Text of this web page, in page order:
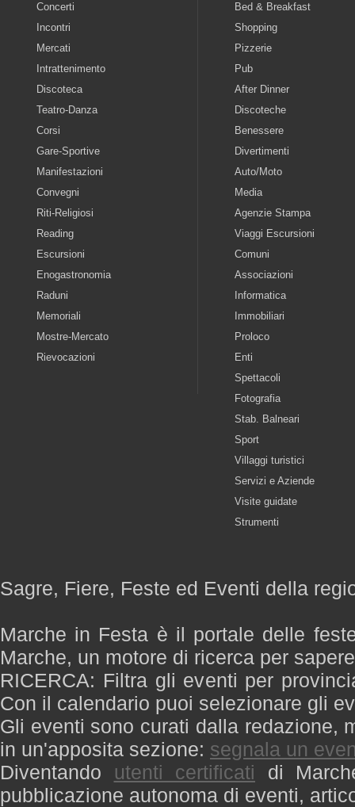
Concerti
Incontri
Mercati
Intrattenimento
Discoteca
Teatro-Danza
Corsi
Gare-Sportive
Manifestazioni
Convegni
Riti-Religiosi
Reading
Escursioni
Enogastronomia
Raduni
Memoriali
Mostre-Mercato
Rievocazioni
Bed & Breakfast
Shopping
Pizzerie
Pub
After Dinner
Discoteche
Benessere
Divertimenti
Auto/Moto
Media
Agenzie Stampa
Viaggi Escursioni
Comuni
Associazioni
Informatica
Immobiliari
Proloco
Enti
Spettacoli
Fotografia
Stab. Balneari
Sport
Villaggi turistici
Servizi e Aziende
Visite guidate
Strumenti
Sagre, Fiere, Feste ed Eventi della
Marche in Festa è il portale delle
Marche, un motore di ricerca per
RICERCA: Filtra gli eventi per
Con il calendario puoi selezionare gli
Gli eventi sono curati dalla redazione,
in un'apposita sezione: segnala un
Diventando utenti certificati di
pubblicazione autonoma di eventi,